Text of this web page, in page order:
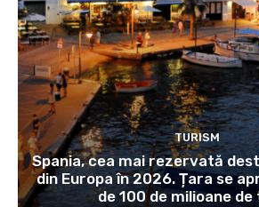
TURISM
Spania, cea mai rezervată
din Europa în 2026. Țara se
de 100 de milioane